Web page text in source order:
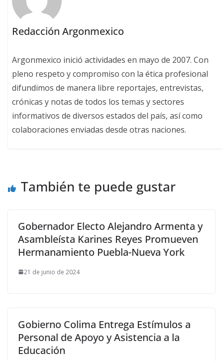
Redacción Argonmexico
Argonmexico inició actividades en mayo de 2007. Con
pleno respeto y compromiso con la ética profesional
difundimos de manera libre reportajes, entrevistas,
crónicas y notas de todos los temas y sectores
informativos de diversos estados del país, así como
colaboraciones enviadas desde otras naciones.
También te puede gustar
Gobernador Electo Alejandro Armenta y
Asambleísta Karines Reyes Promueven
Hermanamiento Puebla-Nueva York
21 de junio de 2024
Gobierno Colima Entrega Estímulos a
Personal de Apoyo y Asistencia a la
Educación